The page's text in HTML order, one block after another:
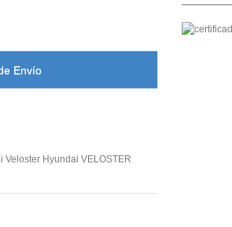
Envío
Veloster Hyundai VELOSTER